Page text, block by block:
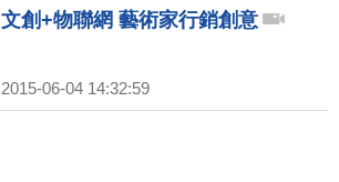
文創+物聯網 藝術家行銷創意
2015-06-04 14:32:59